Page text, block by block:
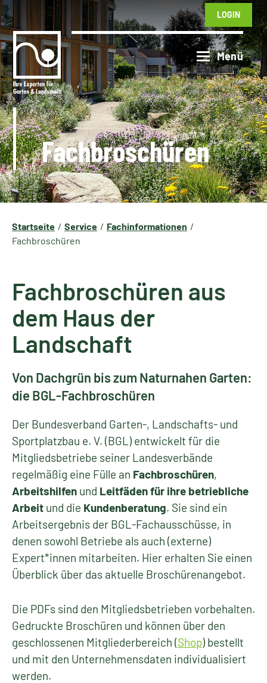
LOGIN
Fachbroschüren
Startseite Service
Fachinformationen
Fachbroschüren
Fachbroschüren aus
dem Haus der
Landschaft
Von Dachgrün bis zum Naturnahen Garten:
die BGL-Fachbroschüren
Der Bundesverband Garten-, Landschafts- und
Sportplatzbau e. V. (BGL) entwickelt für die
Mitgliedsbetriebe seiner Landesverbände
regelmäßig eine Fülle an Fachbroschüren,
Arbeitshilfen und Leitfäden für ihre betriebliche
Arbeit und die Kundenberatung. Sie sind ein
Arbeitsergebnis der BGL-Fachausschüsse, in
denen sowohl Betriebe als auch (externe)
Expert*innen mitarbeiten. Hier erhalten Sie einen
Überblick über das aktuelle Broschürenangebot.
Die PDFs sind den Mitgliedsbetrieben vorbehalten.
Gedruckte Broschüren und können über den
geschlossenen Mitgliederbereich (Shop) bestellt
und mit den Unternehmensdaten individualisiert
werden.